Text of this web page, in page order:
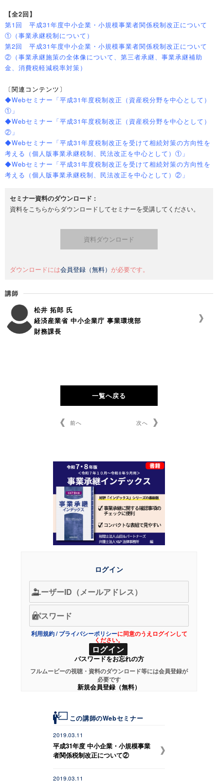
【全2回】
第1回 平成31年度中小企業・小規模事業者関係税制改正について
① （事業承継税制について）
第2回 平成31年度中小企業・小規模事業者関係税制改正について
② （事業承継施策の全体像について、第三者承継、事業承継補助
金、消費税軽減税率対策）
〔関連コンテンツ〕
◆Webセミナー「平成31年度税制改正（資産税分野を中心として）
①」
◆Webセミナー「平成31年度税制改正（資産税分野を中心として）
②」
◆Webセミナー「平成31年度税制改正を受けて相続対策の方向性を
考える（個人版事業承継税制、民法改正を中心として）①」
◆Webセミナー「平成31年度税制改正を受けて相続対策の方向性を
考える（個人版事業承継税制、民法改正を中心として）②」
セミナー資料のダウンロード :
資料をこちらからダウンロードしてセミナーを受講してください。
資料ダウンロード
ダウンロードには会員登録（無料） が必要です。
講師
松井 拓郎 氏
経済産業省 中小企業庁 事業環境部
財務課長
一覧へ戻る
前へ 次へ
ログイン
利用規約/プライバシーポリシーに同意のうえログインして
ください。
パスワードをお忘れの方
フルムービーの視聴・資料のダウンロード等には会員登録が
必要です
新規会員登録（無料）
この講師のWebセミナー
2019.03.11
平成31年度 中小企業・小規模事業
者関係税制改正について②
2019.03.11